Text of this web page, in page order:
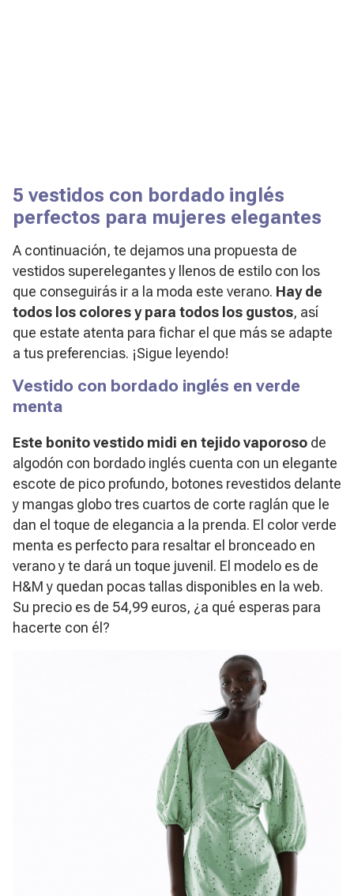
5 vestidos con bordado inglés
perfectos para mujeres elegantes
A continuación, te dejamos una propuesta de
vestidos superelegantes y llenos de estilo con los
que conseguirás ir a la moda este verano. Hay de
todos los colores y para todos los gustos, así
que estate atenta para fichar el que más se adapte
a tus preferencias. ¡Sigue leyendo!
Vestido con bordado inglés en verde
menta
Este bonito vestido midi en tejido vaporoso de
algodón con bordado inglés cuenta con un elegante
escote de pico profundo, botones revestidos delante
y mangas globo tres cuartos de corte raglán que le
dan el toque de elegancia a la prenda. El color verde
menta es perfecto para resaltar el bronceado en
verano y te dará un toque juvenil. El modelo es de
H&M y quedan pocas tallas disponibles en la web.
Su precio es de 54,99 euros, ¿a qué esperas para
hacerte con él?